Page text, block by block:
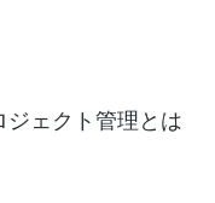
ジェクト管理とは